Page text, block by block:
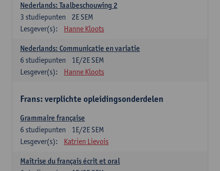
Nederlands: Taalbeschouwing 2
2E SEM
3 studiepunten
Lesgever(s):
Hanne Kloots
Nederlands: Communicatie en variatie
1E/2E SEM
6 studiepunten
Lesgever(s):
Hanne Kloots
Frans: verplichte opleidingsonderdelen
Grammaire française
1E/2E SEM
6 studiepunten
Lesgever(s):
Katrien Lievois
Maîtrise du français écrit et oral